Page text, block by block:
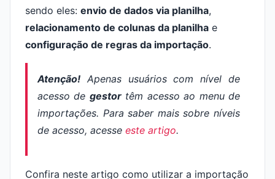
sendo eles: envio de dados via planilha,
relacionamento de colunas da planilha e
configuração de regras da importação.
Atenção! Apenas usuários com nível de
acesso de gestortêm acesso ao menu de
importações. Para saber mais sobre níveis
de acesso, acesse este artigo.
Confira neste artigo como utilizar a importação